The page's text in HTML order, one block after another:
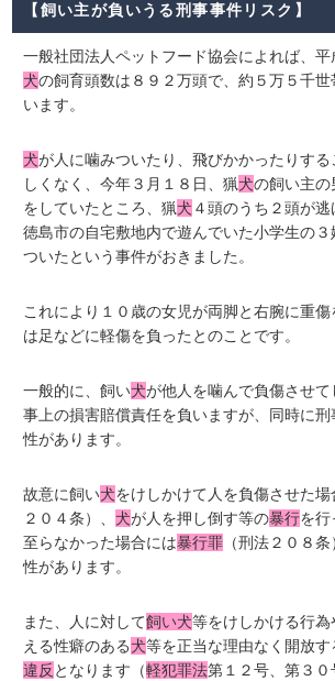
【飼い主が負いうる刑事事件リスク】
一般社団法人ペットフード協会によれば、平
犬の飼育頭数は８９２万頭で、約５万５千世
います。
犬が人に噛みついたり、飛びかかったりす
しくなく、今年３月１８日、猟犬の飼い主
をしていたところ、猟犬 ４頭のうち２頭が逃
徳島市の自宅敷地内で遊んでいた小学生の
ついたという事件がおきました。
これにより１０歳の女児が両脚と右腕に重傷
は足などに軽傷を負ったとのことです。
一般的に、飼い犬が他人を噛んで負傷させ
事上の損害賠償責任を負いますが、同時に
性があります。
故意に飼い犬をけしかけて人を負傷させた場
２０４条）、犬が人を押し倒す等の暴行を行
至らなかった場合には暴行罪 （刑法２０８
性があります。
また、人に対して飼い犬等をけしかける行
える性癖のある犬等を正当な理由なく開放す
違反 となります（軽犯罪法第１２号、第３０